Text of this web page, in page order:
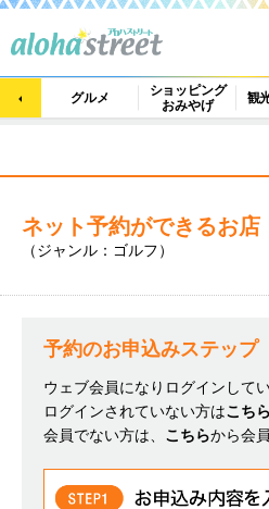
グルメ
ショッピング
おみやげ
観
ネット予約ができるお店
（ジャンル：ゴルフ）
予約のお申込みステップ
ウェブ会員になりログインして
ログインされていない方はこちら
会員でない方は、 こちらから会